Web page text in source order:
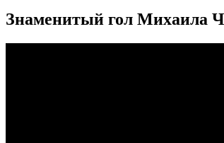
Знаменитый гол Михаила